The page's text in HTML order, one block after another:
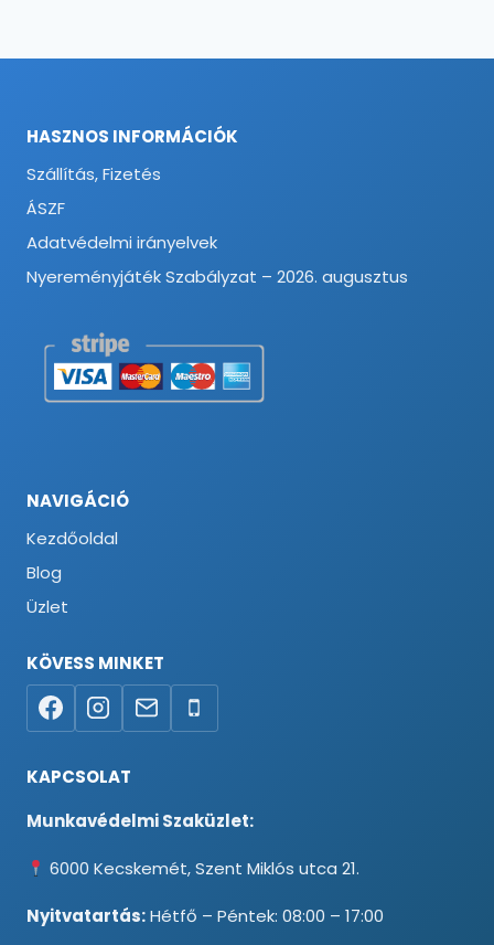
HASZNOS INFORMÁCIÓK
Szállítás, Fizetés
ÁSZF
Adatvédelmi irányelvek
Nyereményjáték Szabályzat – 2026. augusztus
NAVIGÁCIÓ
Kezdőoldal
Blog
Üzlet
KÖVESS MINKET
KAPCSOLAT
Munkavédelmi Szaküzlet:
6000 Kecskemét, Szent Miklós utca 21.
Nyitvatartás:Hétfő – Péntek: 08:00 – 17:00